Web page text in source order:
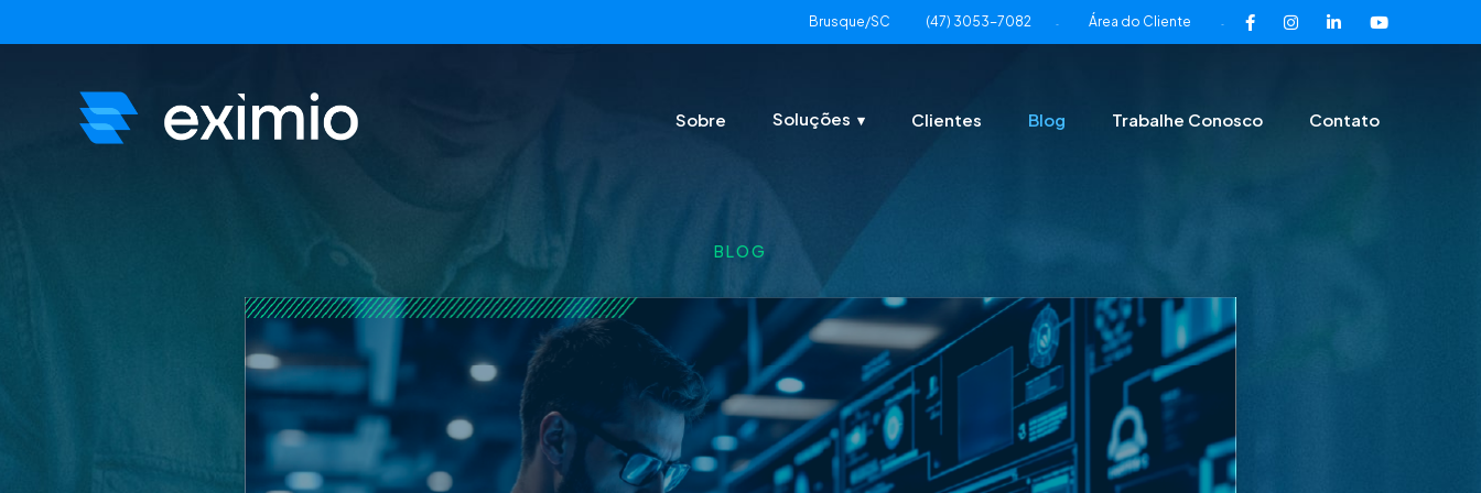
Brusque/SC (47) 3053-7082 - Área do Cliente -
Sobre Soluções Clientes Blog Trabalhe Conosco Contato
BLOG